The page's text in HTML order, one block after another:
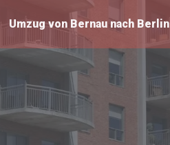
Umzug von Bernau nach Berlin